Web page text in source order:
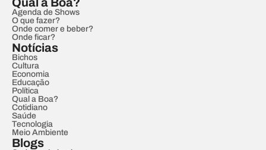
Agenda de Shows
O que fazer?
Onde comer e beber?
Onde ficar?
Notícias
Bichos
Cultura
Economia
Educação
Política
Qual a Boa?
Cotidiano
Saúde
Tecnologia
Meio Ambiente
Blogs